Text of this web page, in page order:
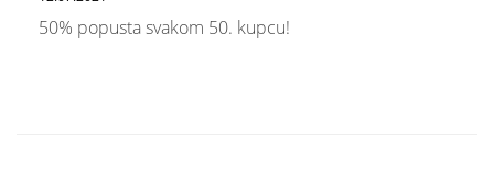
50% popusta svakom 50. kupcu!